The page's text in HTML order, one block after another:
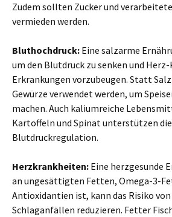
Zudem sollten Zucker und
vermieden werden.
Bluthochdruck: Eine salzarme
um den Blutdruck zu senken und
Erkrankungen vorzubeugen. Statt
Gewürze verwendet werden, um
machen. Auch kaliumreiche
Kartoffeln und Spinat unterstützen die
Blutdruckregulation.
Herzkrankheiten: Eine herzgesunde
an ungesättigten Fetten, Omega-3-
Antioxidantien ist, kann das Risiko
Schlaganfällen reduzieren. Fetter